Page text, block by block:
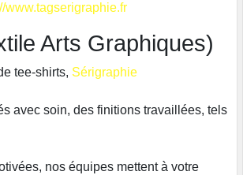
www.tagserigraphie.fr
Arts Graphiques)
tee-shirts, Sérigraphie
avec soin, des finitions travaillées, tels
nos équipes mettent à votre